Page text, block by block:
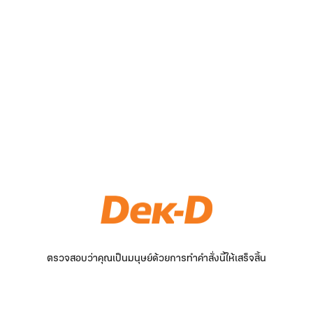
ตรวจสอบว่าคุณเป็นมนุษย์ด้วยการทำคำสั่งนี้ให้เสร็จสิ้น